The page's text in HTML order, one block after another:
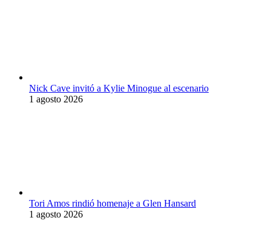
Nick Cave invitó a Kylie Minogue al escenario
1 agosto 2026
Tori Amos rindió homenaje a Glen Hansard
1 agosto 2026